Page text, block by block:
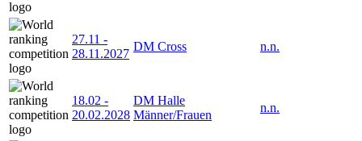
27.11 -
28.11.2027
DM Cross n.n.
18.02 -
20.02.2028
DM Halle
Männer/Frauen
n.n.